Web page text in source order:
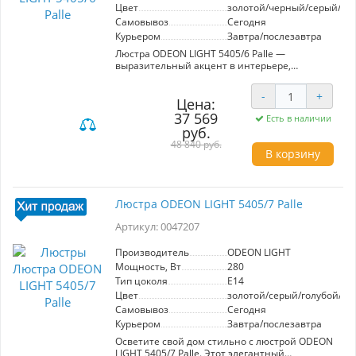
ярким акцентом в дизайне вашего дома.
Цвет
золотой/черный/серый/
Самовывоз
Сегодня
Курьером
Завтра/послезавтра
Люстра ODEON LIGHT 5405/6 Palle —
выразительный акцент в интерьере,
функциональность. Этот светильник уникален
благодаря своей воздушной конструкции с
элементами ручной работы. Особая
гофрированная керамика серых оттенков,
дополненная акцентной светло-зеленой
кисточкой и черными стеклянными бусинами,
создает неповторимый образ. Металлические
гальваники, придают изделию роскошь и
С мощностью 240 Вт и напряжением 220V, эта
люстра обеспечивает достаточное освещение
столовая. Модель оснащена шестью
лампочками с типом цоколя E14, что позволяет
эффективно распределять свет.
Продуманная конструкция предусматривает
возможность регулировки высоты с помощью
наборной штанги, что делает светильник
адаптивным к различным пространствам и
высотам потолков. Цветовая палитра
Цена:
37 569
руб.
48 840 руб.
- +
Есть в наличии
В корзину
Люстра ODEON LIGHT 5405/7 Palle
Артикул: 0047207
Производитель
ODEON LIGHT
Мощность, Вт
280
Тип цоколя
E14
Цвет
золотой/серый/голубой/
Самовывоз
Сегодня
Курьером
Завтра/послезавтра
Осветите свой дом стильно с люстрой ODEON